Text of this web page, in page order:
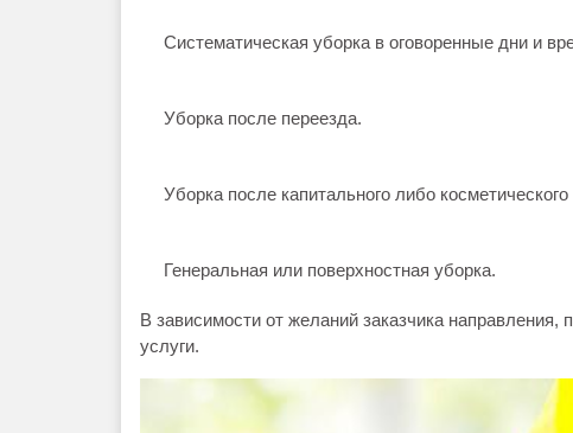
Систематическая уборка в оговоренные дни и
Уборка после переезда.
Уборка после капитального либо
Генеральная или поверхностная уборка.
В зависимости от желаний заказчика
услуги.